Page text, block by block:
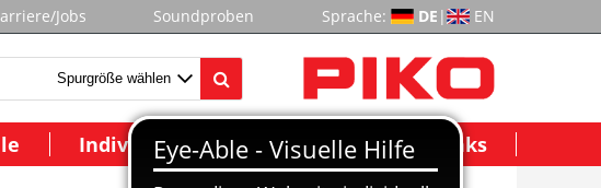
Jobs Soundproben Sprache: DE | EN
Individuelle Modelle Wichtige Links